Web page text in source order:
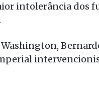
intolerância dos
Washington,